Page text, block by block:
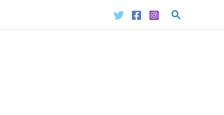
Buscar